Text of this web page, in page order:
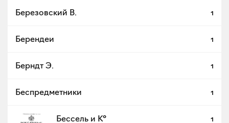
Березовский В. 1
Берендеи 1
Берндт Э. 1
Беспредметники 1
Бессель и К° 1